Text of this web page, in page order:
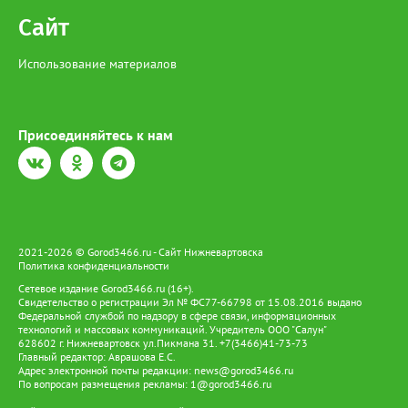
виде лишения свободы на срок до 4 лет со штрафом в размере
Сайт
Использование материалов
Присоединяйтесь к нам
2021-2026 © Gorod3466.ru - Сайт Нижневартовска
Политика конфиденциальности
Сетевое издание Gorod3466.ru (16+).
Свидетельство о регистрации Эл № ФС77-66798 от 15.08.2016 выдано
Федеральной службой по надзору в сфере связи, информационных
технологий и массовых коммуникаций. Учредитель ООО "Салун"
628602 г. Нижневартовск ул.Пикмана 31. +7(3466)41-73-73
Главный редактор: Аврашова Е.С.
Адрес электронной почты редакции: news@gorod3466.ru
По вопросам размещения рекламы: 1@gorod3466.ru